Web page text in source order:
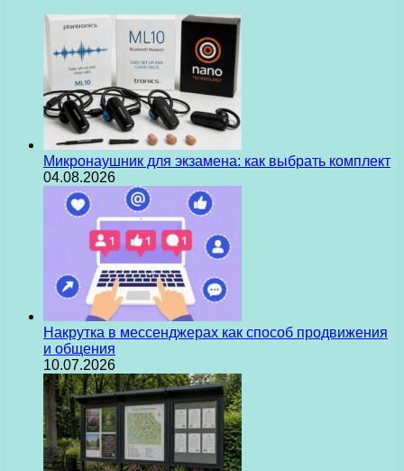
Микронаушник для экзамена: как выбрать комплект
04.08.2026
Накрутка в мессенджерах как способ продвижения
и общения
10.07.2026